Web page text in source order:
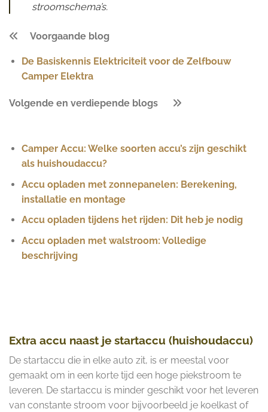
stroomschema’s.
Voorgaande blog
De Basiskennis Elektriciteit voor de Zelfbouw
Camper Elektra
Volgende en verdiepende blogs
Camper Accu: Welke soorten accu’s zijn geschikt
als huishoudaccu?
Accu opladen met zonnepanelen: Berekening,
installatie en montage
Accu opladen tijdens het rijden: Dit heb je nodig
Accu opladen met walstroom: Volledige
beschrijving
Extra accu naast je startaccu (huishoudaccu)
De startaccu die in elke auto zit, is er meestal voor
gemaakt om in een korte tijd een hoge piekstroom te
leveren. De startaccu is minder geschikt voor het leveren
van constante stroom voor bijvoorbeeld je koelkast of